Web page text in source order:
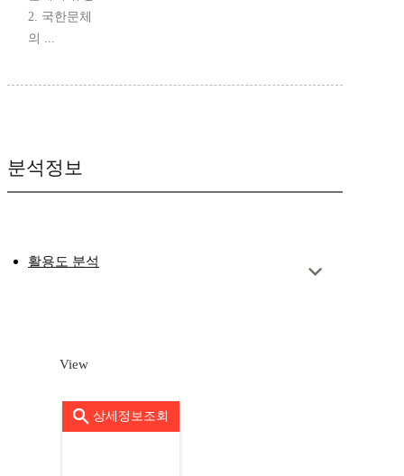
2. 국한문체
의 ...
분석정보
활용도 분석
View
상세정보조회